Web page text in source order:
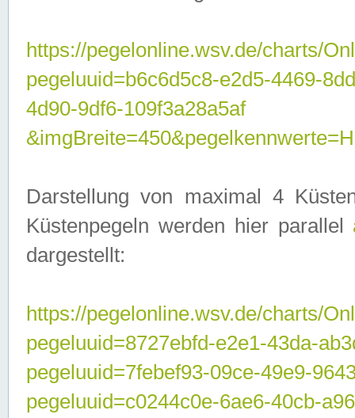
https://pegelonline.wsv.de/charts/
pegeluuid=b6c6d5c8-e2d5-4469-
4d90-9df6-109f3a28a5af
Darstellung von maximal 4
Küstenpegeln werden hier parallel
dargestellt:
https://pegelonline.wsv.de/charts/
pegeluuid=8727ebfd-e2e1-43da-
pegeluuid=7febef93-09ce-49e9-
pegeluuid=c0244c0e-6ae6-40cb-